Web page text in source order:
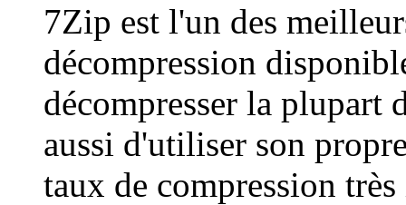
7Zip est l'un des
décompression
décompresser la plupart
aussi d'utiliser son
taux de compression